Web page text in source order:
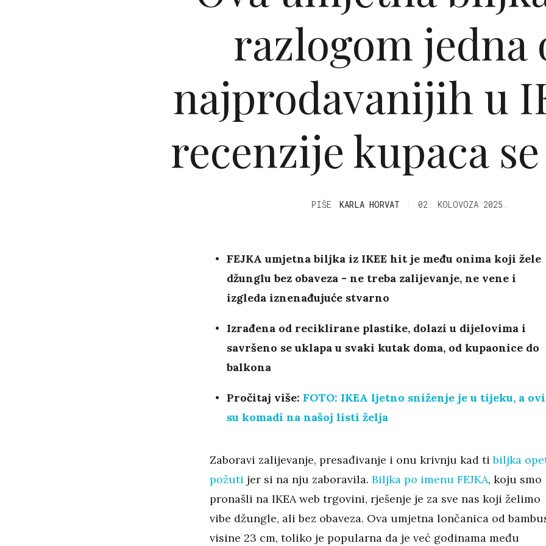
razlogom jedna
najprodavanijih u
recenzije kupaca
PIŠE KARLA HORVAT 02. KOLOVOZA 2025.
FEJKA umjetna biljka iz IKEE hit je među onima koji žele
džunglu bez obaveza - ne treba zalijevanje, ne vene i
izgleda iznenađujuće stvarno
Izrađena od reciklirane plastike, dolazi u dijelovima i
savršeno se uklapa u svaki kutak doma, od kupaonice do
balkona
Pročitaj više: FOTO: IKEA ljetno sniženje je u tijeku, a ovi
su komadi na našoj listi želja
Zaboravi zalijevanje, presađivanje i onu krivnju kad ti biljka
požuti jer si na nju zaboravila. Biljka po imenu FEJKA, koju smo
pronašli na IKEA web trgovini, rješenje je za sve nas koji želimo
vibe džungle, ali bez obaveza. Ova umjetna lončanica od
visine 23 cm, toliko je popularna da je već godinama među